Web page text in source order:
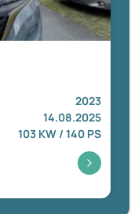
2023
14.08.2025
103 KW / 140 PS